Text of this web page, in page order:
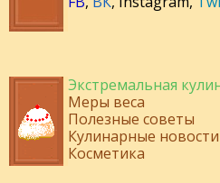
Экстремальная
Меры веса
Полезные советы
Кулинарные новости
Косметика